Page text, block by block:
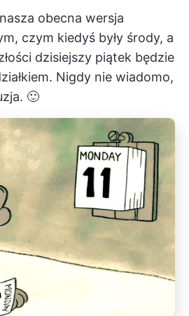
obecna wersja
czym kiedyś były środy, a
dzisiejszy piątek będzie
Nigdy nie wiadomo,
🙂